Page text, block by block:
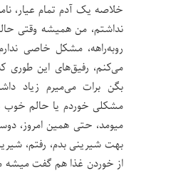
خلاصه یک آدم تمام عیار،
نداشتم، من همیشه وقتی
رو‌به‌راهه، مشکل خاصی
می‌کنم، رفیق‌های این طوری
بگن برات می‌میرم زیاد
مشکلی خوردم یا حالم خوب
میومد، حتی همین امروز،
بهت شیرینی بدم، رفتم،
از خوردن غذا هم گفت میشه